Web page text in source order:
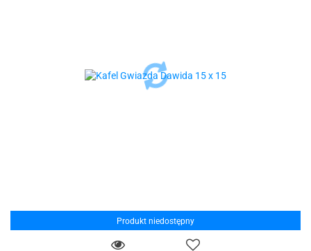
Produkt niedostępny